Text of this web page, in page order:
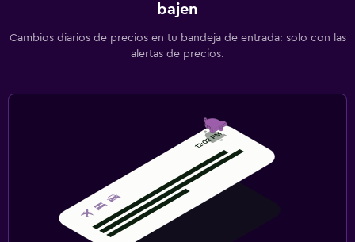
bajen
Cambios diarios de precios en tu bandeja de entrada: solo con las
alertas de precios.